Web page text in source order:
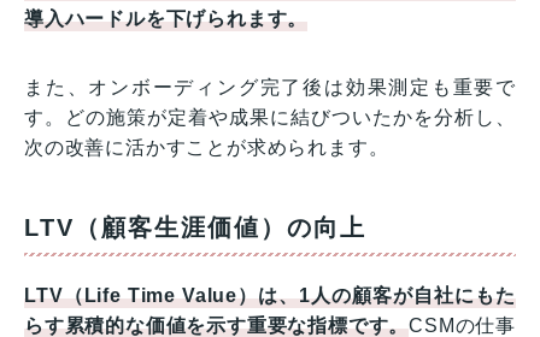
導入ハードルを下げられます。
また、オンボーディング完了後は効果測定も重要で
す。どの施策が定着や成果に結びついたかを分析し、
次の改善に活かすことが求められます。
LTV（顧客生涯価値）の向上
LTV（Life Time Value）は、1人の顧客が自社にもた
らす累積的な価値を示す重要な指標です。CSMの仕事